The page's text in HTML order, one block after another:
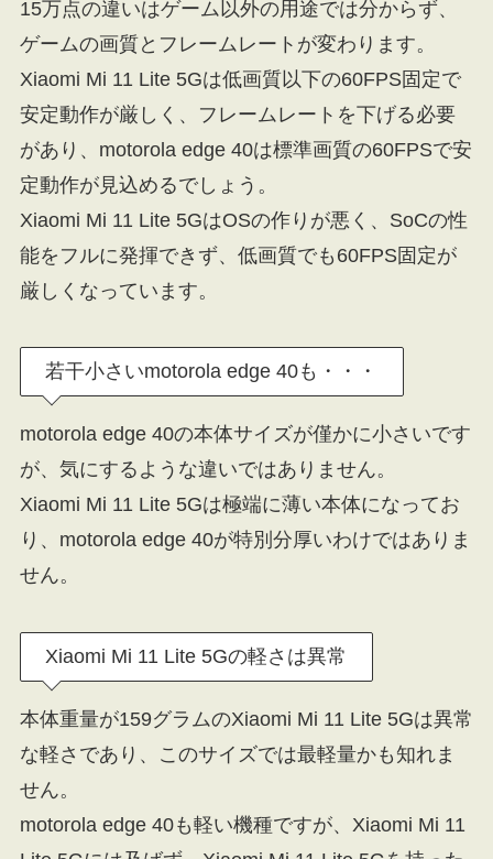
15万点の違いはゲーム以外の用途では分からず、
ゲームの画質とフレームレートが変わります。
Xiaomi Mi 11 Lite 5Gは低画質以下の60FPS固定で
安定動作が厳しく、フレームレートを下げる必要
があり、motorola edge 40は標準画質の60FPSで安
定動作が見込めるでしょう。
Xiaomi Mi 11 Lite 5GはOSの作りが悪く、SoCの性
能をフルに発揮できず、低画質でも60FPS固定が
厳しくなっています。
若干小さいmotorola edge 40も・・・
motorola edge 40の本体サイズが僅かに小さいです
が、気にするような違いではありません。
Xiaomi Mi 11 Lite 5Gは極端に薄い本体になってお
り、motorola edge 40が特別分厚いわけではありま
せん。
Xiaomi Mi 11 Lite 5Gの軽さは異常
本体重量が159グラムのXiaomi Mi 11 Lite 5Gは異常
な軽さであり、このサイズでは最軽量かも知れま
せん。
motorola edge 40も軽い機種ですが、Xiaomi Mi 11